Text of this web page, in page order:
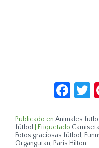
Publicado en Animales
fútbol
Etiquetado
Fotos graciosas fútbol ,
Organgutan, Paris Hilton